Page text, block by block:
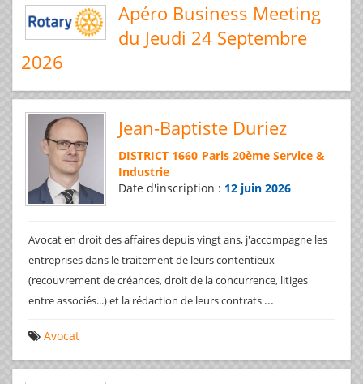
Apéro Business Meeting
du Jeudi 24 Septembre
2026
Jean-Baptiste Duriez
DISTRICT 1660-Paris 20ème Service &
Industrie
Date d'inscription : 12 juin 2026
Avocat en droit des affaires depuis vingt ans, j'accompagne les
entreprises dans le traitement de leurs contentieux
(recouvrement de créances, droit de la concurrence, litiges
entre associés...) et la rédaction de leurs contrats ...
Avocat